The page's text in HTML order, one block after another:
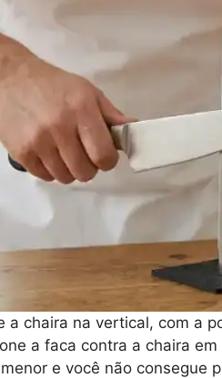
a chaira na vertical, com a
a faca contra a chaira
e você não consegue